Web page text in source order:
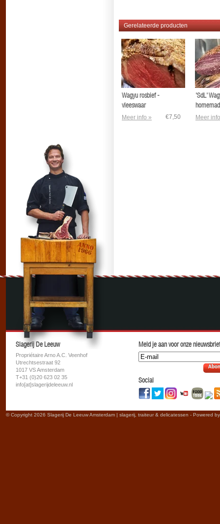
Gerelateerde producten
Wagyu rosbief -
vleeswaar
Meer info » €7,50
'SdL'
Meer
Slagerij De Leeuw
Propriétaire Arno A.C. Veenhof
Utrechtsestraat 92
1017 VS Amsterdam
T+31 (0)20 623 02 35
info[at]slagerijdeleeuw.nl
Meld je aan voor onze
Social
© Copyright 2026 Slagerij De Leeuw Amsterdam | slagerij, traiteur & delicatessen - Powered